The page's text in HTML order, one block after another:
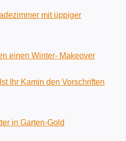
mit üppiger
einen Winter- Makeover
Ihr Kamin den Vorschriften
in Garten-Gold